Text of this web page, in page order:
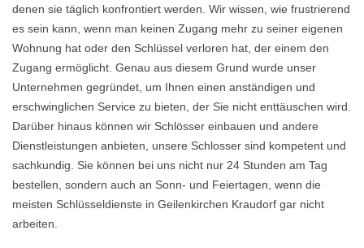
denen sie täglich konfrontiert werden. Wir wissen, wie frustrierend
es sein kann, wenn man keinen Zugang mehr zu seiner eigenen
Wohnung hat oder den Schlüssel verloren hat, der einem den
Zugang ermöglicht. Genau aus diesem Grund wurde unser
Unternehmen gegründet, um Ihnen einen anständigen und
erschwinglichen Service zu bieten, der Sie nicht enttäuschen wird.
Darüber hinaus können wir Schlösser einbauen und andere
Dienstleistungen anbieten, unsere Schlosser sind kompetent und
sachkundig. Sie können bei uns nicht nur 24 Stunden am Tag
bestellen, sondern auch an Sonn- und Feiertagen, wenn die
meisten Schlüsseldienste in Geilenkirchen Kraudorf gar nicht
arbeiten.